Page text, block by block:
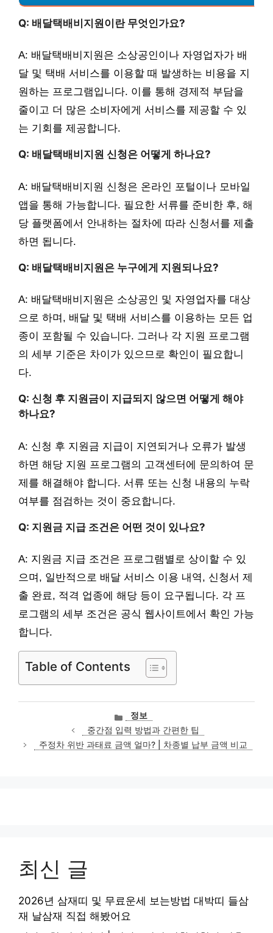
Q: 배달택배비지원이란 무엇인가요?
A: 배달택배비지원은 소상공인이나 자영업자가 배
달 및 택배 서비스를 이용할 때 발생하는 비용을 지
원하는 프로그램입니다. 이를 통해 경제적 부담을
줄이고 더 많은 소비자에게 서비스를 제공할 수 있
는 기회를 제공합니다.
Q: 배달택배비지원 신청은 어떻게 하나요?
A: 배달택배비지원 신청은 온라인 포털이나 모바일
앱을 통해 가능합니다. 필요한 서류를 준비한 후, 해
당 플랫폼에서 안내하는 절차에 따라 신청서를 제출
하면 됩니다.
Q: 배달택배비지원은 누구에게 지원되나요?
A: 배달택배비지원은 소상공인 및 자영업자를 대상
으로 하며, 배달 및 택배 서비스를 이용하는 모든 업
종이 포함될 수 있습니다. 그러나 각 지원 프로그램
의 세부 기준은 차이가 있으므로 확인이 필요합니
다.
Q: 신청 후 지원금이 지급되지 않으면 어떻게 해야
하나요?
A: 신청 후 지원금 지급이 지연되거나 오류가 발생
하면 해당 지원 프로그램의 고객센터에 문의하여 문
제를 해결해야 합니다. 서류 또는 신청 내용의 누락
여부를 점검하는 것이 중요합니다.
Q: 지원금 지급 조건은 어떤 것이 있나요?
A: 지원금 지급 조건은 프로그램별로 상이할 수 있
으며, 일반적으로 배달 서비스 이용 내역, 신청서 제
출 완료, 적격 업종에 해당 등이 요구됩니다. 각 프
로그램의 세부 조건은 공식 웹사이트에서 확인 가능
합니다.
Table of Contents
카
테
고
리
정보
중간점 입력 방법과 간편한 팁
주정차 위반 과태료 금액 얼마? | 차종별 납부 금액 비교
최신 글
2026년 삼재띠 및 무료운세 보는방법 대박띠 들삼
재 날삼재 직접 해봤어요